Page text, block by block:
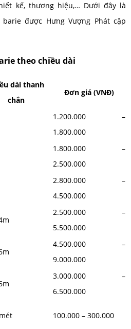
kế, thương hiệu,… Dưới đây là
được Hưng Vượng Phát cập
theo chiều dài
dài thanh
chắn
Đơn giá (VNĐ)
1.200.000 –
1.800.000
1.800.000 –
2.500.000
2.800.000 –
4.500.000
2.500.000 –
5.500.000
4.500.000 –
9.000.000
3.000.000 –
6.500.000
100.000 – 300.000